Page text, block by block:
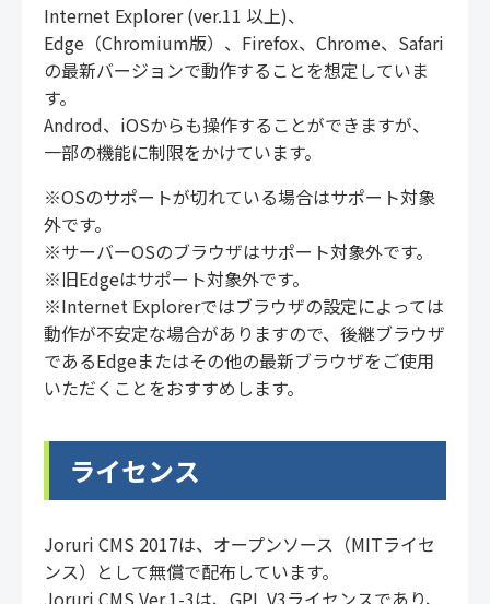
Internet Explorer (ver.11 以上)、
Edge（Chromium版）、Firefox、Chrome、Safari
の最新バージョンで動作することを想定していま
す。
Androd、iOSからも操作することができますが、
一部の機能に制限をかけています。
※OSのサポートが切れている場合はサポート対象
外です。
※サーバーOSのブラウザはサポート対象外です。
※旧Edgeはサポート対象外です。
※Internet Explorerではブラウザの設定によっては
動作が不安定な場合がありますので、後継ブラウザ
であるEdgeまたはその他の最新ブラウザをご使用
いただくことをおすすめします。
ライセンス
Joruri CMS 2017は、オープンソース（MITライセ
ンス）として無償で配布しています。